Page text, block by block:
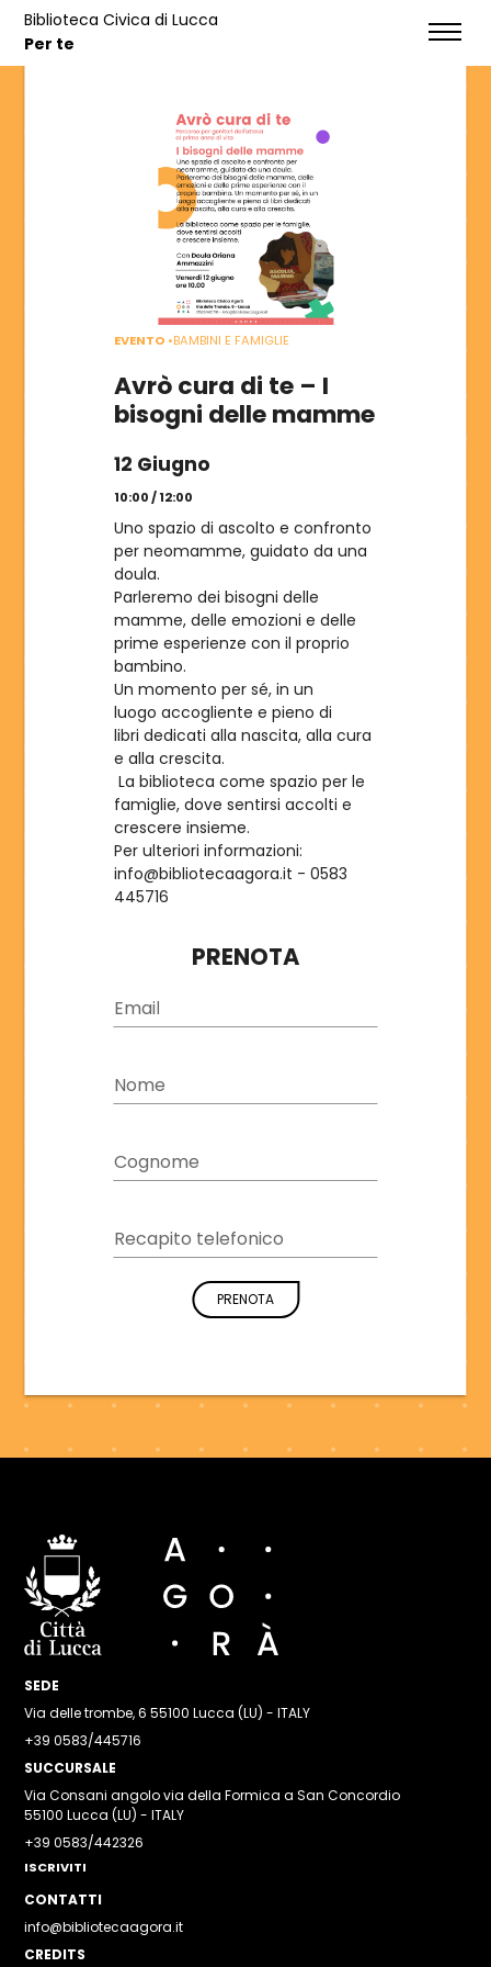
Biblioteca Civica di Lucca
Per te
EVENTI
CONTATTI
CATALOGO
ISCRIVITI
EVENTI
EVENTO •BAMBINI E FAMIGLIE
Avrò cura di te – I
bisogni delle mamme
12 Giugno
10:00 / 12:00
Uno spazio di ascolto e confronto
per neomamme, guidato da una
doula.
Parleremo dei bisogni delle
mamme, delle emozioni e delle
prime esperienze con il proprio
bambino.
Un momento per sé, in un
luogo accogliente e pieno di
libri dedicati alla nascita, alla cura
e alla crescita.
La biblioteca come spazio per le
famiglie, dove sentirsi accolti e
crescere insieme.
Per ulteriori informazioni:
info@bibliotecaagora.it - 0583
445716
PRENOTA
Email
Nome
Cognome
Recapito telefonico
PRENOTA
SEDE
Via delle trombe, 6 55100 Lucca (LU) - ITALY
+39 0583/445716
SUCCURSALE
Via Consani angolo via della Formica a San Concordio
55100 Lucca (LU) - ITALY
+39 0583/442326
ISCRIVITI
CONTATTI
info@bibliotecaagora.it
CREDITS